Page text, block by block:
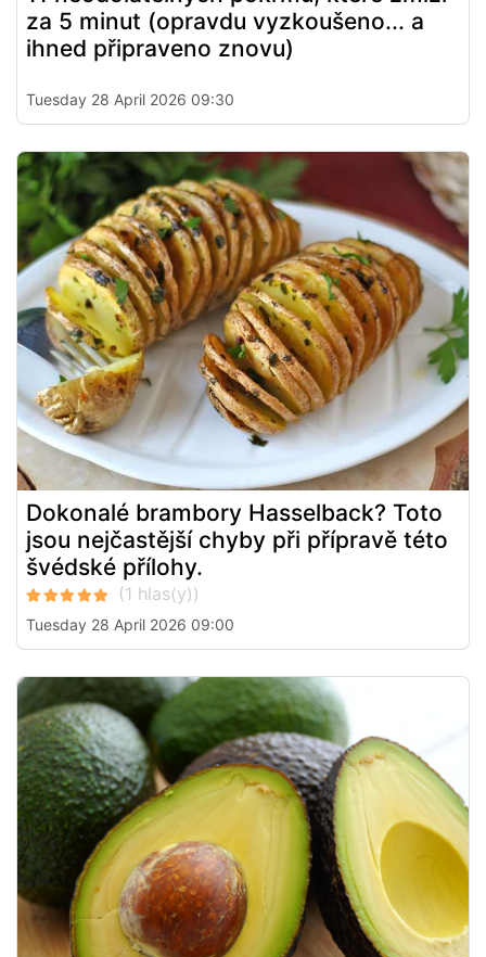
za 5 minut (opravdu vyzkoušeno... a
ihned připraveno znovu)
Tuesday 28 April 2026 09:30
Dokonalé brambory Hasselback? Toto
jsou nejčastější chyby při přípravě této
švédské přílohy.
Tuesday 28 April 2026 09:00